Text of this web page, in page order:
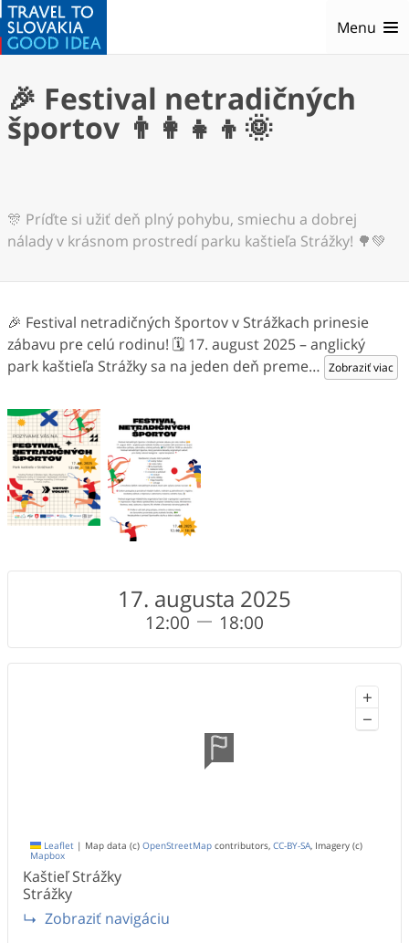
Menu
🎉 Festival netradičných
športov 👨‍👩‍👧‍👦🌞
🎊 Príďte si užiť deň plný pohybu, smiechu a dobrej
nálady v krásnom prostredí parku kaštieľa Strážky! 🌳💚
🎉 Festival netradičných športov v Strážkach prinesie
zábavu pre celú rodinu! 🗓 17. august 2025 – anglický
park kaštieľa Strážky sa na jeden deň preme… Zobraziť viac
17. augusta 2025
12:00 18:00
+
−
Leaflet | Map data (c) OpenStreetMap contributors, CC-BY-SA , Imagery (c)
Mapbox
Kaštieľ Strážky
Strážky
Zobraziť navigáciu